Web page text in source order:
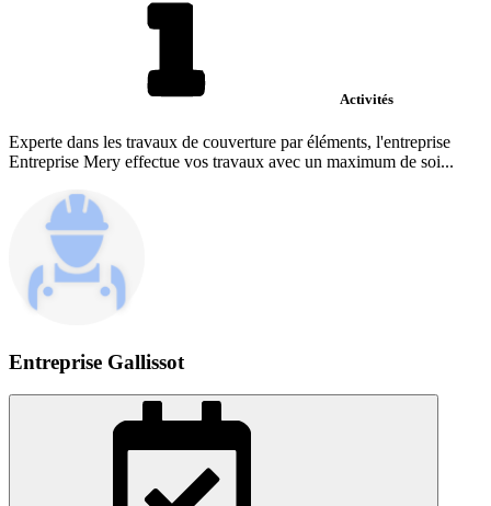
Activités
Experte dans les travaux de couverture par éléments, l'entreprise
Entreprise Mery effectue vos travaux avec un maximum de soi...
Entreprise Gallissot